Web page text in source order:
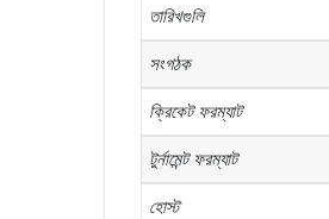
তারিখগুলি
সংগঠক
ক্রিকেট ফরম্যাট
টুর্নামেন্ট ফরম্যাট
হোস্ট